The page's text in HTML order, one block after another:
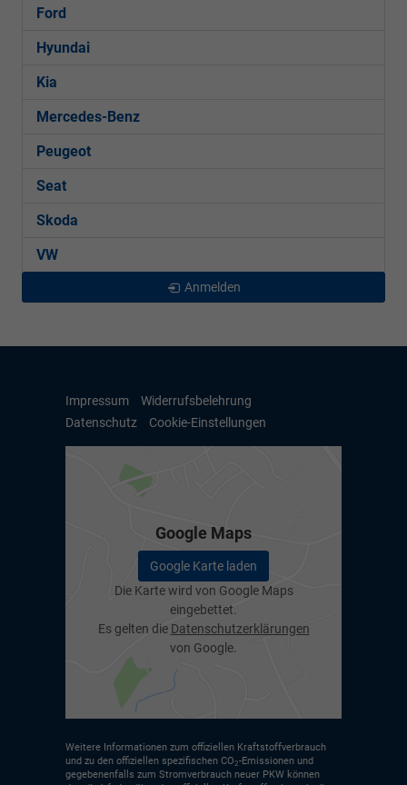
Ford
Hyundai
Kia
Mercedes-Benz
Peugeot
Seat
Skoda
VW
Anmelden
Impressum
Widerrufsbelehrung
Datenschutz
Cookie-Einstellungen
Google Maps
Google Karte laden
Die Karte wird von Google Maps
eingebettet.
Es gelten die Datenschutzerklärungen
von Google.
Weitere Informationen zum offiziellen Kraftstoffverbrauch
und zu den offiziellen spezifischen CO2-Emissionen und
gegebenenfalls zum Stromverbrauch neuer PKW können